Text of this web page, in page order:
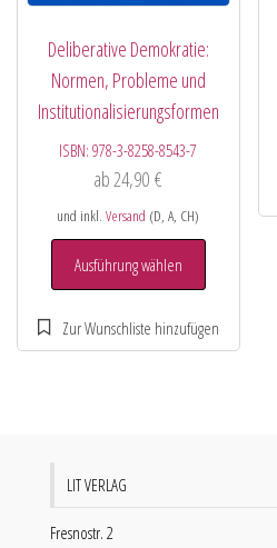
Deliberative Demokratie:
Normen, Probleme und
Institutionalisierungsformen
ISBN:978-3-8258-8543-7
ab 24,90€
und inkl.Versand (D, A, CH)
Ausführung wählen
LIT VERLAG
Fresnostr. 2